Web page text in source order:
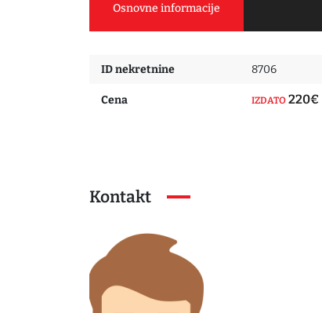
Osnovne informacije
ID nekretnine 8706
Cena IZDATO 220€
Kontakt